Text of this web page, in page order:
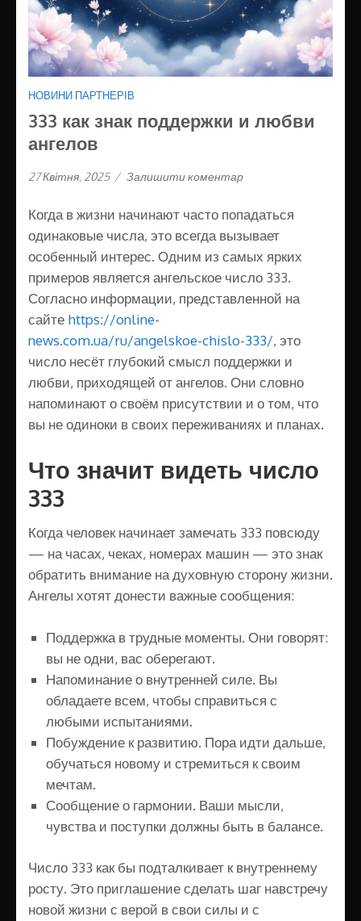
НОВИНИ ПАРТНЕРІВ
333 как знак поддержки и любви
ангелов
27 Квітня, 2025 / Залишити коментар
Когда в жизни начинают часто попадаться
одинаковые числа, это всегда вызывает
особенный интерес. Одним из самых ярких
примеров является ангельское число 333.
Согласно информации, представленной на
сайте https://online-
news.com.ua/ru/angelskoe-chislo-333/, это
число несёт глубокий смысл поддержки и
любви, приходящей от ангелов. Они словно
напоминают о своём присутствии и о том, что
вы не одиноки в своих переживаниях и планах.
Что значит видеть число
333
Когда человек начинает замечать 333 повсюду
— на часах, чеках, номерах машин — это знак
обратить внимание на духовную сторону жизни.
Ангелы хотят донести важные сообщения:
Поддержка в трудные моменты. Они говорят:
вы не одни, вас оберегают.
Напоминание о внутренней силе. Вы
обладаете всем, чтобы справиться с
любыми испытаниями.
Побуждение к развитию. Пора идти дальше,
обучаться новому и стремиться к своим
мечтам.
Сообщение о гармонии. Ваши мысли,
чувства и поступки должны быть в балансе.
Число 333 как бы подталкивает к внутреннему
росту. Это приглашение сделать шаг навстречу
новой жизни с верой в свои силы и с